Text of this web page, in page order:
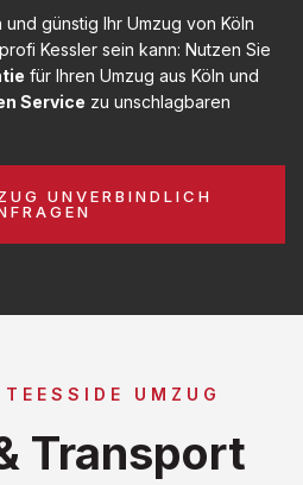
günstig Ihr Umzug von Köln
Kessler sein kann: Nutzen Sie
für Ihren Umzug aus Köln und
Service zu unschlagbaren
UNVERBINDLICH
UMZUG
Transport